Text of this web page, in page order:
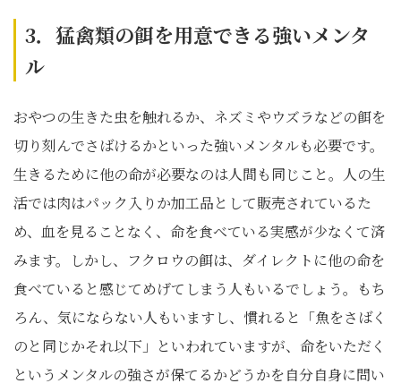
3．猛禽類の餌を用意できる強いメンタ
ル
おやつの生きた虫を触れるか、ネズミやウズラなどの餌を
切り刻んでさばけるかといった強いメンタルも必要です。
生きるために他の命が必要なのは人間も同じこと。人の生
活では肉はパック入りか加工品として販売されているた
め、血を見ることなく、命を食べている実感が少なくて済
みます。しかし、フクロウの餌は、ダイレクトに他の命を
食べていると感じてめげてしまう人もいるでしょう。もち
ろん、気にならない人もいますし、慣れると「魚をさばく
のと同じかそれ以下」といわれていますが、命をいただく
というメンタルの強さが保てるかどうかを自分自身に問い